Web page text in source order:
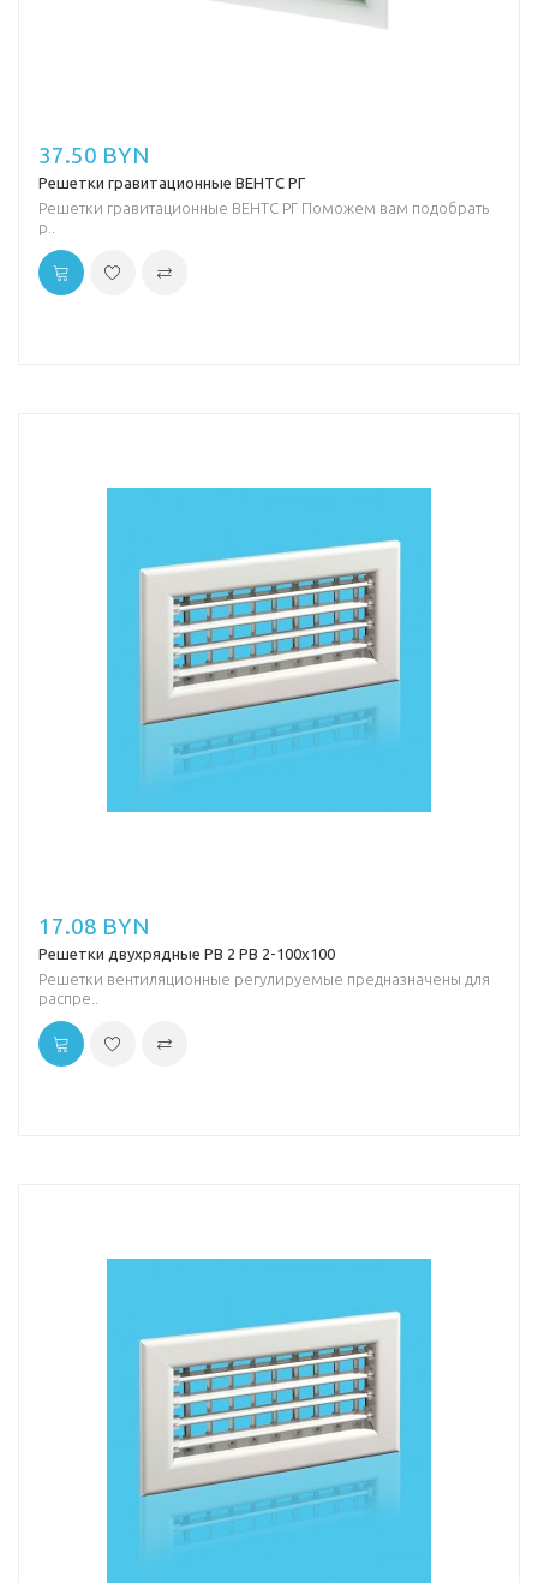
37.50 BYN
Решетки гравитационные ВЕНТС РГ
Решетки гравитационные ВЕНТС РГ Поможем вам подобрать
р..
17.08 BYN
Решетки двухрядные РВ 2 РВ 2-100х100
Решетки вентиляционные регулируемые предназначены для
распре..